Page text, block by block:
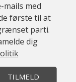
mails med
første til at
parti.
dig
TILMELD